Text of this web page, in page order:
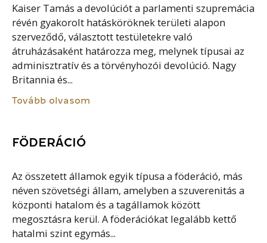
Kaiser Tamás a devolúciót a parlamenti szupremácia
révén gyakorolt hatásköröknek területi alapon
szerveződő, választott testületekre való
átruházásaként határozza meg, melynek típusai az
adminisztratív és a törvényhozói devolúció. Nagy
Britannia és...
Tovább olvasom
FÖDERÁCIÓ
Az összetett államok egyik típusa a föderáció, más
néven szövetségi állam, amelyben a szuverenitás a
központi hatalom és a tagállamok között
megosztásra kerül. A föderációkat legalább kettő
hatalmi szint egymás...